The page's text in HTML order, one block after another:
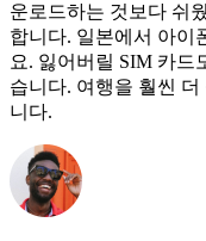
운로드하는 것보다 쉬
합니다. 일본에서 아이
요. 잃어버릴 SIM 카드
습니다. 여행을 훨씬
니다.